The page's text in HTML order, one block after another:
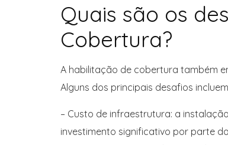
Quais são os
Cobertura?
A habilitação de cobertura também
Alguns dos principais desafios
– Custo de infraestrutura: a
investimento significativo por parte